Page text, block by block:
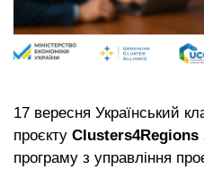
17 вересня Український
проєкту Clusters4Regions
програму з управління